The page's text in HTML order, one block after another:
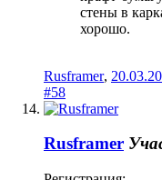
стены в
хорошо.
Rusframer,
#58
Rusframer